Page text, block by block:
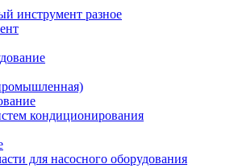
инструмент разное
кондиционирования
для насосного оборудования